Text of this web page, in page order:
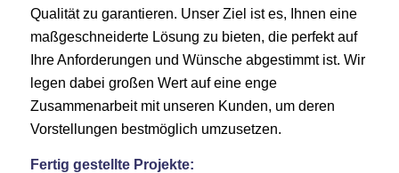
Qualität zu garantieren. Unser Ziel ist es, Ihnen eine
maßgeschneiderte Lösung zu bieten, die perfekt auf
Ihre Anforderungen und Wünsche abgestimmt ist. Wir
legen dabei großen Wert auf eine enge
Zusammenarbeit mit unseren Kunden, um deren
Vorstellungen bestmöglich umzusetzen.
Fertig gestellte Projekte: